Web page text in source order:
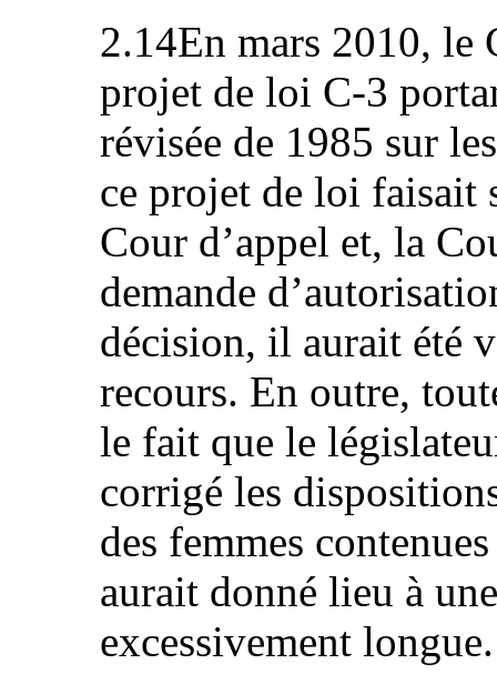
2.14En mars 2010, le
projet de loi C-3
révisée de 1985 sur
ce projet de loi faisait
Cour d’appel et, la
demande
décision, il aurait été
recours. En outre,
le fait que le
corrigé les
des femmes
aurait donné lieu à
excessivement longue.